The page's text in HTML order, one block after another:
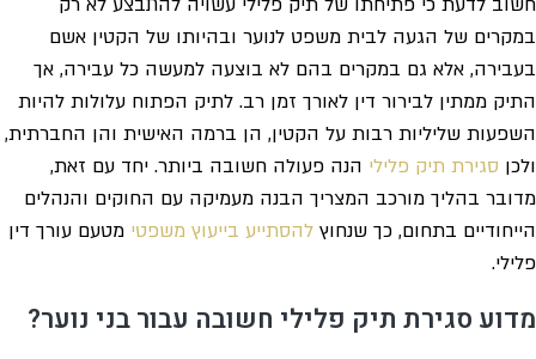
במקרים של הגעה לבית משפט לנוער ובהיותו של הקטין אשם
בעבירה, אלא גם במקרים בהם לא בוצעה למעשה כל עבירה, אך
התיק ממתין לבירור דין לאורך זמן רב. לתיק הפתוח עלולות להיות
השפעות שליליות רבות על הקטין, הן ברמה האישית והן החברתית,
ולכן סגירת תיק פלילי הנה פעולה חשובה ביותר. יחד עם זאת,
מדובר בהליך מורכב המצריך הבנה מעמיקה עם החוקים והנהלים
הייחודיים בתחום, כך שנחוץ להסתייע בייעוץ משפטי מטעם עורך דין
פלילי.
מדוע סגירת תיק פלילי חשובה עבור בני נוער?